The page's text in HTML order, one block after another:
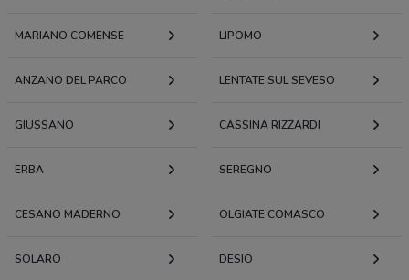
MARIANO COMENSE LIPOMO
ANZANO DEL PARCO LENTATE SUL SEVESO
GIUSSANO CASSINA RIZZARDI
ERBA SEREGNO
CESANO MADERNO OLGIATE COMASCO
SOLARO DESIO